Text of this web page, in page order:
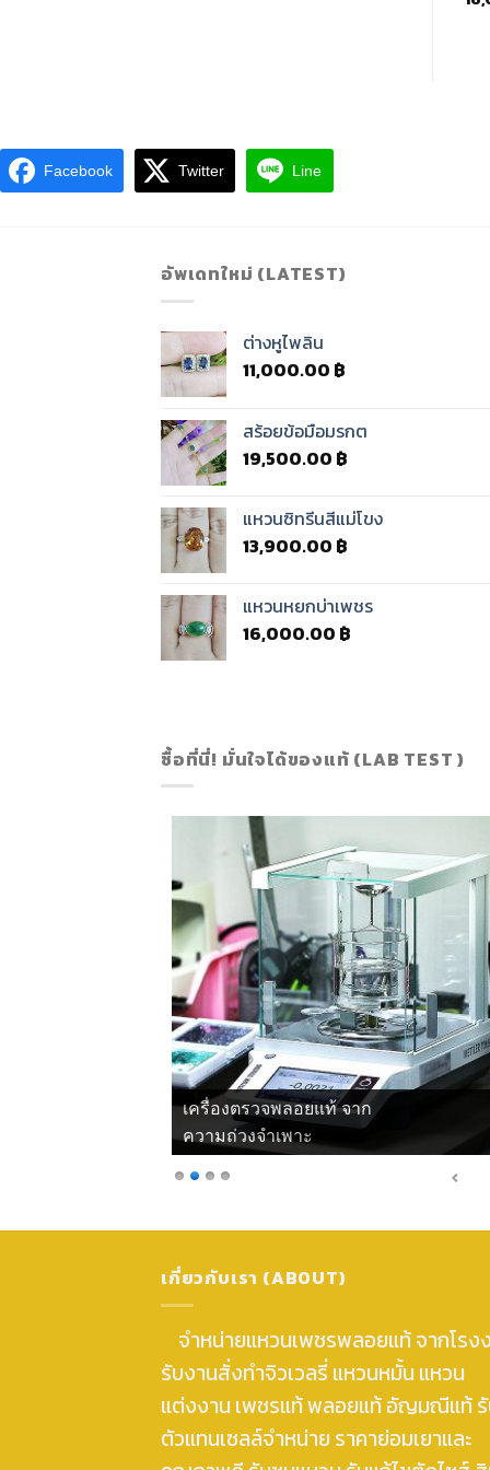
Facebook Twitter Line
อัพเดทใหม่ (LATEST)
ต่างหูไพลิน
11,000.00 ฿
สร้อยข้อมือมรกต
19,500.00 ฿
แหวนซิทรีนสีแม่โขง
13,900.00 ฿
แหวนหยกบ่าเพชร
16,000.00 ฿
ซื้อที่นี่! มั่นใจได้ของแท้ (LAB TEST )
เครื่องตรวจพลอยแท้ จากแสงโพลาไรซ์
เกี่ยวกับเรา (ABOUT)
จำหน่ายแหวนเพชรพลอยแท้ จากโรง
รับงานสั่งทำจิวเวลรี่ แหวนหมั้น แหวน
แต่งงาน เพชรแท้ พลอยแท้ อัญมณีแท้
ตัวแทนเซลล์จำหน่าย ราคาย่อมเยาและ